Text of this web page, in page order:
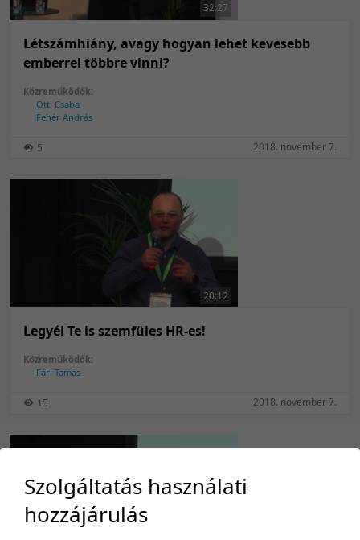
32:27
Létszámhiány, avagy hogyan lehet kevesebb
emberrel többre vinni?
Közreműködők:
Otti Csaba
Fehér András
5 2018. november 7.
20:12
Legyél Te is szemfüles HR-es!
Közreműködők:
Fári Tamás
15 2018. november 7.
Szolgáltatás használati
hozzájárulás